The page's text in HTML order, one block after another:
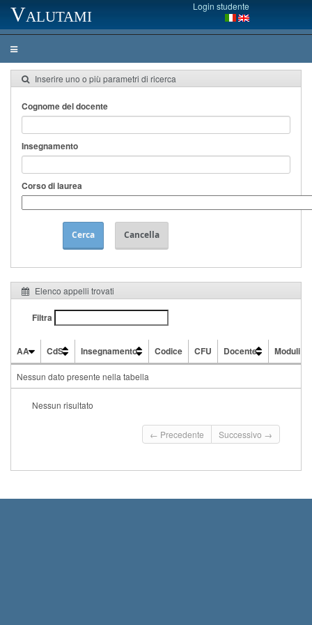
Valutami Login studente
Inserire uno o più parametri di ricerca
Cognome del docente
Insegnamento
Corso di laurea
Cerca Cancella
Elenco appelli trovati
Filtra
AA CdS Insegnamento Codice CFU Docente
Moduli
Nessun dato presente nella tabella
Nessun risultato
← Precedente Successivo →